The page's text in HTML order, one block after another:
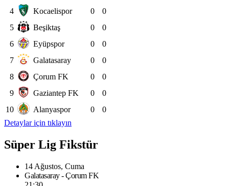
4
Kocaelispor 0
0
5
Beşiktaş 0
0
6
Eyüpspor 0
0
7
Galatasaray 0
0
8
Çorum FK 0
0
9
Gaziantep FK 0
0
10
Alanyaspor 0
0
Detaylar için tıklayın
Süper Lig Fikstür
14 Ağustos, Cuma
Galatasaray - Çorum FK